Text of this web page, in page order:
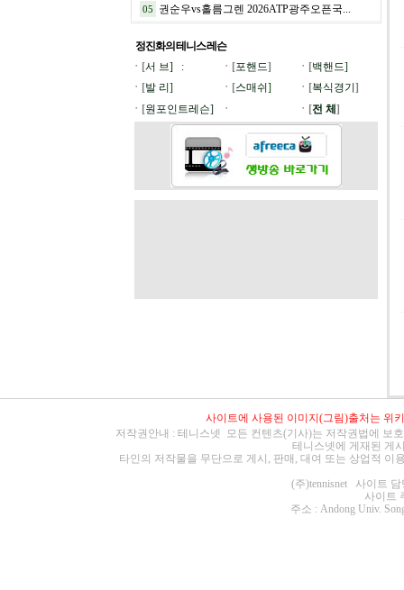
05 권순우vs홀름그렌 2026ATP광주오픈국...
정진화의 테니스레슨
ㆍ[서 브] : ㆍ[포핸드] ㆍ[백핸드]
ㆍ[발 리 ] ㆍ[스매쉬 ] ㆍ[복식경기 ]
ㆍ[원포인트레슨] ㆍ ㆍ[전 체 ]
사이트에 사용된 이미지(그림)출처는 위
저작권안내 : 테니스넷 모든 컨텐츠(기사)는 저작권법에 보
테니스넷에 게재된 게
타인의 저작물을 무단으로 게시, 판매, 대여 또는 상업적
(주)tennisnet 사이트
사이트
주소 : Andong Univ.